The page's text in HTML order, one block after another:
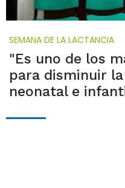
SEMANA DE LA LACTANCIA
"Es uno de los
para disminuir
neonatal e